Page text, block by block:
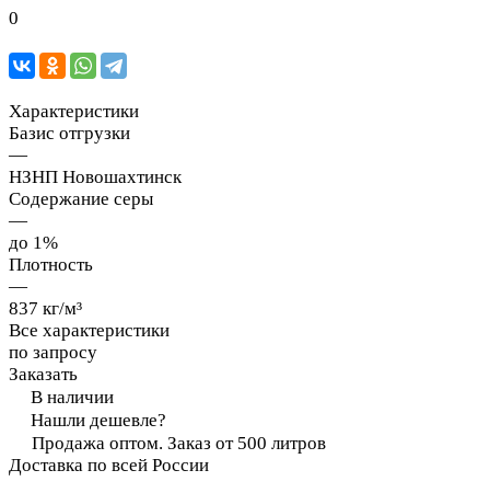
0
Характеристики
Базис отгрузки
—
НЗНП Новошахтинск
Содержание серы
—
до 1%
Плотность
—
837 кг/м³
Все характеристики
по запросу
Заказать
В наличии
Нашли дешевле?
Продажа оптом. Заказ от 500 литров
Доставка по всей России